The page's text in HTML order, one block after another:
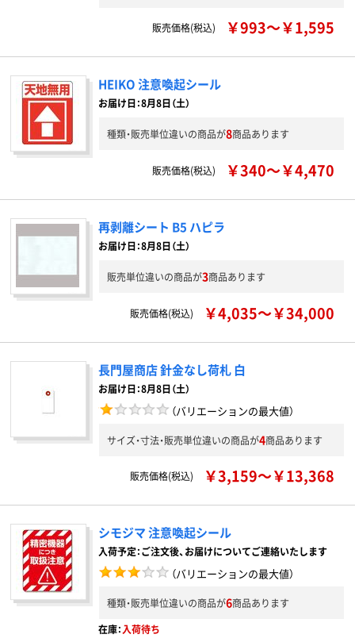
販売価格(税込) ￥993～￥1,595
HEIKO 注意喚起シール
お届け日：8月8日（土）
種類・販売単位違いの商品が8商品あります
販売価格(税込) ￥340～￥4,470
再剥離シート B5 ハピラ
お届け日：8月8日（土）
販売単位違いの商品が3商品あります
販売価格(税込) ￥4,035～￥34,000
長門屋商店 針金なし荷札 白
お届け日：8月8日（土）
（バリエーションの最大値）
サイズ・寸法・販売単位違いの商品が4商品あります
販売価格(税込) ￥3,159～￥13,368
シモジマ 注意喚起シール
入荷予定：ご注文後、お届けについてご連絡いたします
（バリエーションの最大値）
種類・販売単位違いの商品が6商品あります
在庫：入荷待ち